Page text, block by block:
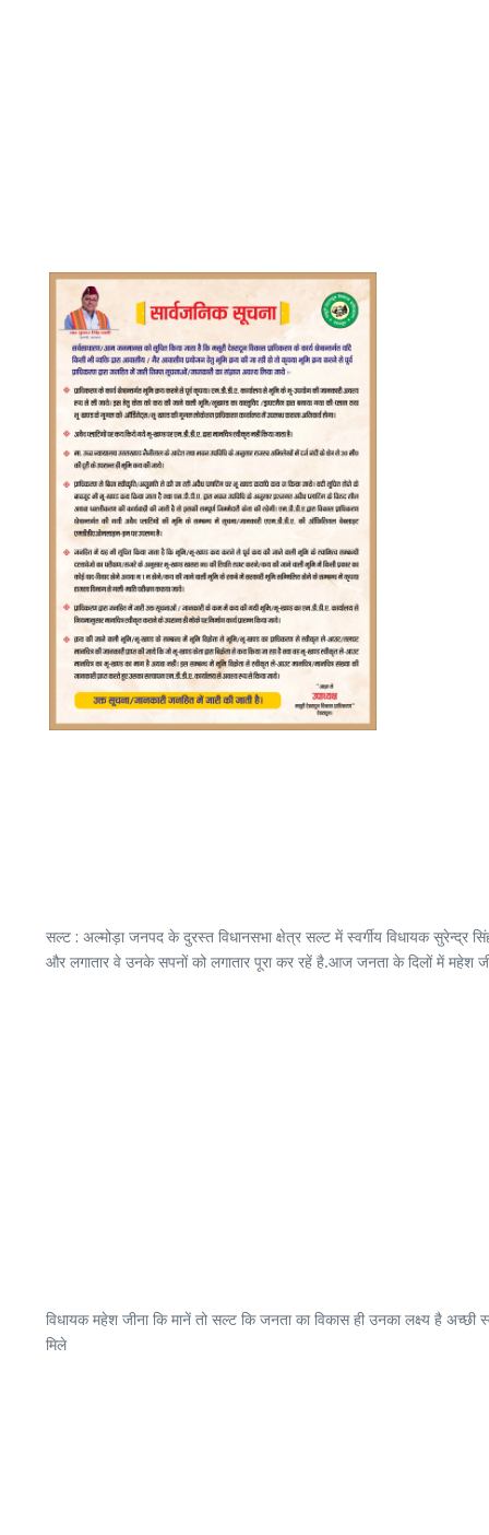
सल्ट : अल्मोड़ा जनपद के दुरस्त विधानसभा क्षेत्र सल्ट में स्वर्गीय विधायक सुरेन्द्र
और लगातार वे उनके सपनों को लगातार पूरा कर रहें है.आज जनता के दिलों में
विधायक महेश जीना कि मानें तो सल्ट कि जनता का विकास ही उनका लक्ष्य है अच्छी
मिले